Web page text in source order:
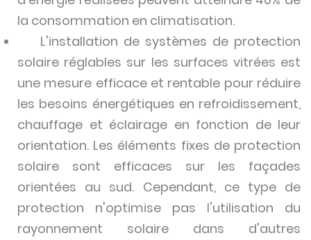
la consommation en climatisation.
L'installation de systèmes de protection
solaire réglables sur les surfaces vitrées est
une mesure efficace et rentable pour réduire
les besoins énergétiques en refroidissement,
chauffage et éclairage en fonction de leur
orientation. Les éléments fixes de protection
solaire sont efficaces sur les façades
orientées au sud. Cependant, ce type de
protection n'optimise pas l'utilisation du
rayonnement solaire dans d'autres